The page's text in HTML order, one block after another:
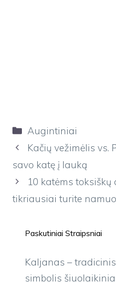
Kategorijos
Augintiniai
Kačių vežimėlis vs.
savo katę į lauką
10 katėms toksiškų
tikriausiai turite
Paskutiniai Straipsniai
Kaljanas –
simbolis